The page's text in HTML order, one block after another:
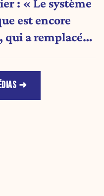
est encore
qui a remplacé